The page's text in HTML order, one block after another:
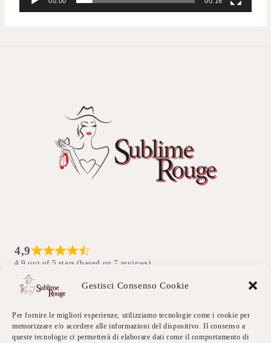
Gestisci Consenso Cookie
Per fornire le migliori esperienze, utilizziamo tecnologie come i cookie per
memorizzare e/o accedere alle informazioni del dispositivo. Il consenso a
queste tecnologie ci permetterà di elaborare dati come il comportamento di
4,9
4,9 out of 5 stars (based on 7 reviews)
Excellent
Very good
Average
Terrible
0%